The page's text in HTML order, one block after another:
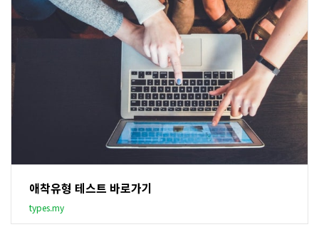
애착유형 테스트 바로가기
types.my